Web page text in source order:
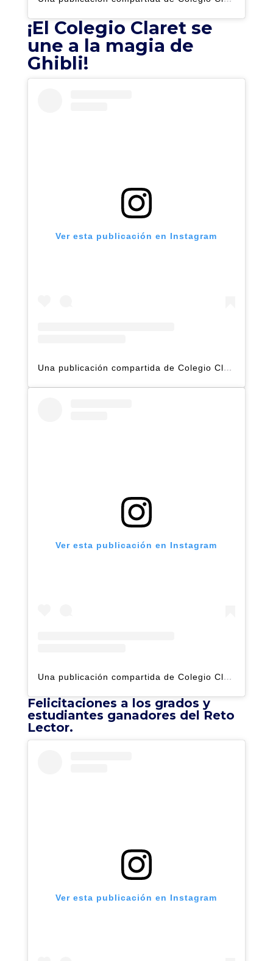
¡El Colegio Claret se
une a la magia de
Ghibli!
Ver esta publicación en Instagram
Una publicación compartida de Colegio Claret | Alto Hatillo (@clarethatillo)
Ver esta publicación en Instagram
Una publicación compartida de Colegio Claret | Alto Hatillo (@clarethatillo)
Felicitaciones a los grados y
estudiantes ganadores del Reto
Lector.
Ver esta publicación en Instagram